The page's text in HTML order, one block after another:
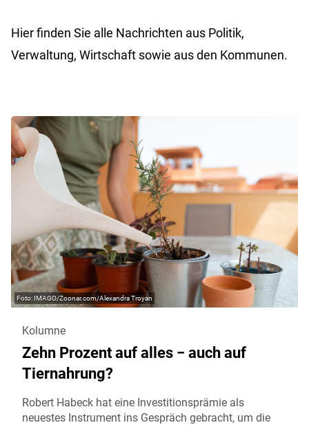
Hier finden Sie alle Nachrichten aus Politik,
Verwaltung, Wirtschaft sowie aus den Kommunen.
IMAGO/Zoonar.com/Alexandra Troyan
Kolumne
Zehn Prozent auf alles − auch auf
Tiernahrung?
Robert Habeck hat eine Investitionsprämie als
neuestes Instrument ins Gespräch gebracht, um die